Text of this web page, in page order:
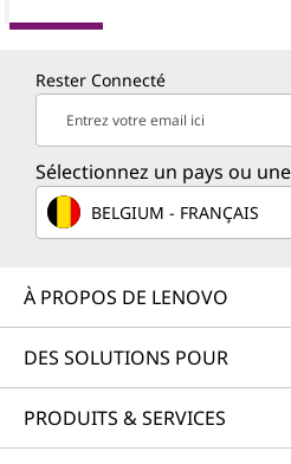
Rester Connecté
Entrez votre email ici
Sélectionnez un pays ou
BELGIUM - FRANÇAIS
À PROPOS DE LENOVO
DES SOLUTIONS POUR
PRODUITS & SERVICES